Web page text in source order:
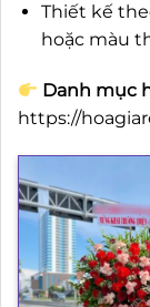
Thiết kế
hoặc màu
Danh mục
https://